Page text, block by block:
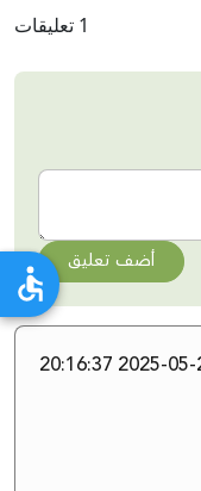
1 تعليقات
أضف تعليق
2025-05-23